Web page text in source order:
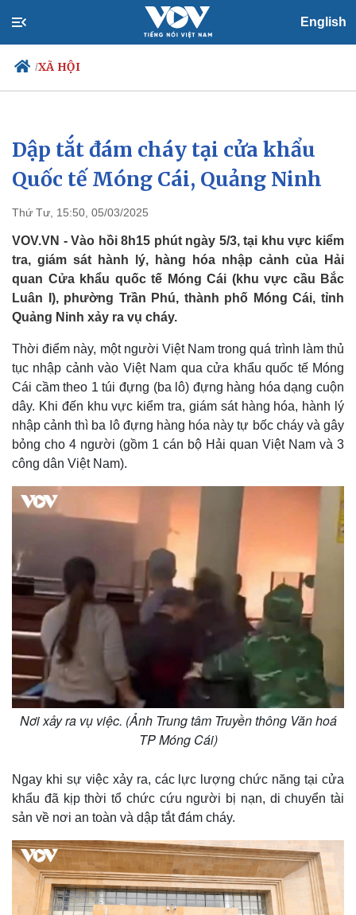
English
/XÃ HỘI
Chính trị
Đảng
Tổ chức nhân sự
Nhận diện sự thật
Xã hội
Tin 24h
Dự báo thời tiết
Việc làm
Biển đảo
Dập tắt đám cháy tại cửa khẩu
Quốc tế Móng Cái, Quảng Ninh
Thứ Tư, 15:50, 05/03/2025
VOV.VN - Vào hồi 8h15 phút ngày 5/3, tại khu vực kiểm
tra, giám sát hành lý, hàng hóa nhập cảnh của Hải
quan Cửa khẩu quốc tế Móng Cái (khu vực cầu Bắc
Luân I), phường Trần Phú, thành phố Móng Cái, tỉnh
Quảng Ninh xảy ra vụ cháy.
Thời điểm này, một người Việt Nam trong quá trình làm thủ
tục nhập cảnh vào Việt Nam qua cửa khẩu quốc tế Móng
Cái cầm theo 1 túi đựng (ba lô) đựng hàng hóa dạng cuộn
dây. Khi đến khu vực kiểm tra, giám sát hàng hóa, hành lý
nhập cảnh thì ba lô đựng hàng hóa này tự bốc cháy và gây
bỏng cho 4 người (gồm 1 cán bộ Hải quan Việt Nam và 3
công dân Việt Nam).
Nơi xảy ra vụ việc. (Ảnh Trung tâm Truyền thông Văn hoá
TP Móng Cái)
Ngay khi sự việc xảy ra, các lực lượng chức năng tại cửa
khẩu đã kịp thời tổ chức cứu người bị nạn, di chuyển tài
sản về nơi an toàn và dập tắt đám cháy.